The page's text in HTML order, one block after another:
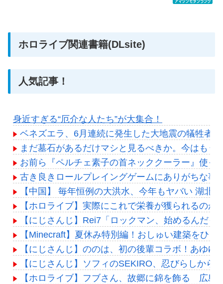
ホロライブ関連書籍(DLsite)
人気記事！
身近すぎる“厄介な人たち”が大集合！
ベネズエラ、6月連続に発生した大地震の犠牲者
まだ墓石があるだけマシと見るべきか。今はもう
お前ら『ペルチェ素子の首ネッククーラー』使っ
古き良きロールプレイングゲームにありがちな事
【中国】 毎年恒例の大洪水、今年もヤバい 湖北
【ホロライブ】実際にこれで栄養が獲られるのか
【にじさんじ】Rei7「ロックマン、始めるんだ
【Minecraft】夏休み特別編！おしゅい建築をひ
【にじさんじ】ののは、初の後輩コラボ！あゆ
【にじさんじ】ソフィのSEKIRO、忍びらしから
【ホロライブ】フブさん、故郷に錦を飾る 広島